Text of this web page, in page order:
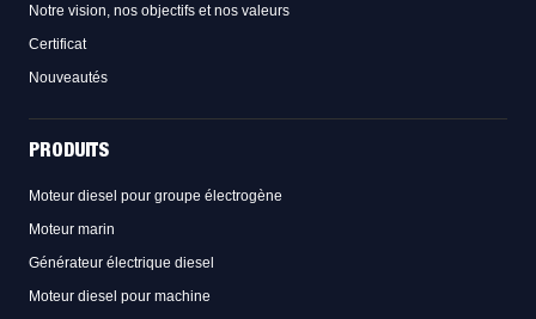
Notre vision, nos objectifs et nos valeurs
Certificat
Nouveautés
PRODUITS
Moteur diesel pour groupe électrogène
Moteur marin
Générateur électrique diesel
Moteur diesel pour machine